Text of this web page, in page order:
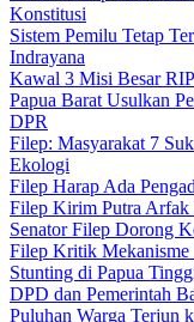
Konstitusi
Sistem Pemilu Tetap
Indrayana
Kawal 3 Misi Besar
Papua Barat Usulkan
DPR
Filep: Masyarakat 7
Ekologi
Filep Harap Ada
Filep Kirim Putra Arfak
Senator Filep Dorong
Filep Kritik Mekanisme
Stunting di Papua
DPD dan Pemerintah
Puluhan Warga Terjun